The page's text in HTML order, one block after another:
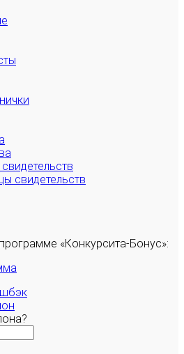
свидетельств
«Конкурсита-Бонус»: